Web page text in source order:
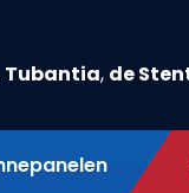
Tubantia, de